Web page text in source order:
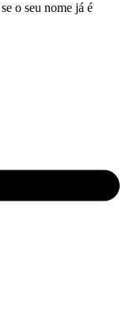
o seu nome já é